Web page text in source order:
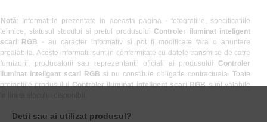
Notă: Informatiile prezentate in aceasta pagina - fotografiile, specificatiile
tehnice, statusul stocului si pretul produsului Controler iluminat inteligent
scari RGB - au caracter informativ si pot fi modificate fara o anuntare
prealabila. Aceste informatii sunt in conformitate cu datele transmise de catre
furnizorii, producatorii sau reprezentantii oficiali ai produsului Controler
iluminat inteligent scari RGB si nu constituie obligatie contractuala. Toate
promotiile produsuluiControler iluminat inteligent scari RGBsunt valabile
Detii sau ai utilizat produsul?